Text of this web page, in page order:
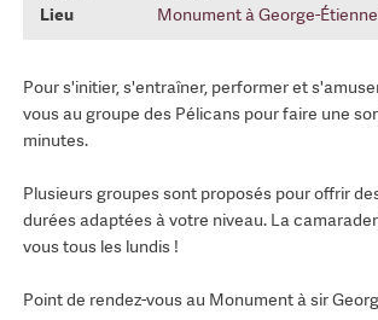
Lieu
Monument à George-
Pour s'initier, s'entraîner, performer et
vous au groupe des Pélicans pour faire une
minutes.
Plusieurs groupes sont proposés pour offrir
durées adaptées à votre niveau. La
vous tous les lundis !
Point de rendez-vous au Monument à sir